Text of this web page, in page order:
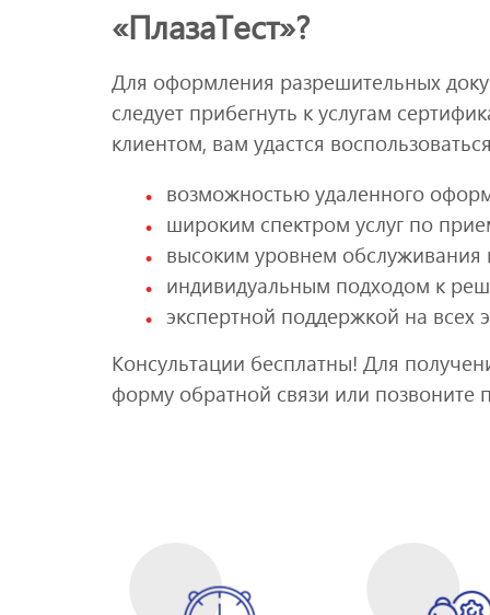
«ПлазаТест»?
Для оформления разрешительных
следует прибегнуть к услугам
клиентом, вам удастся
возможностью удаленного
широким спектром услуг по
высоким уровнем обслуживания
индивидуальным подходом к
экспертной поддержкой на всех
Консультации бесплатны! Для
форму обратной связи или позвоните